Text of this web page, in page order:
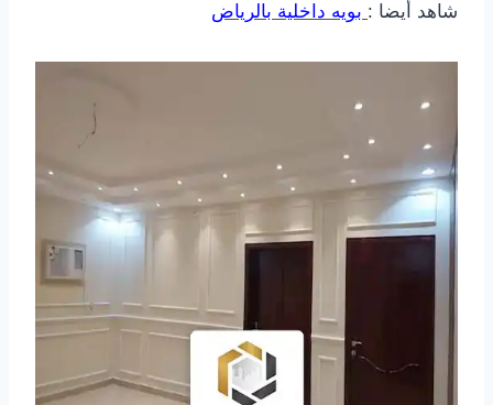
شاهد أيضا : بويه داخلية بالرياض